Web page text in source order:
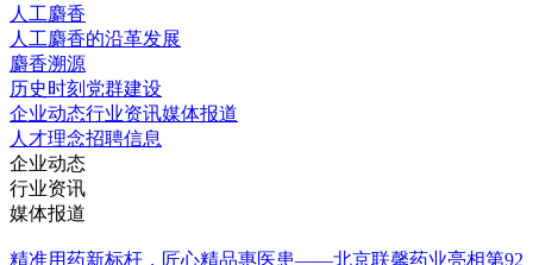
人工麝香
人工麝香的沿革发展
麝香溯源
历史时刻 党群建设
企业动态行业资讯媒体报道
人才理念招聘信息
企业动态
行业资讯
媒体报道
精准用药新标杆，匠心精品惠医患——北京联馨药业亮相第92